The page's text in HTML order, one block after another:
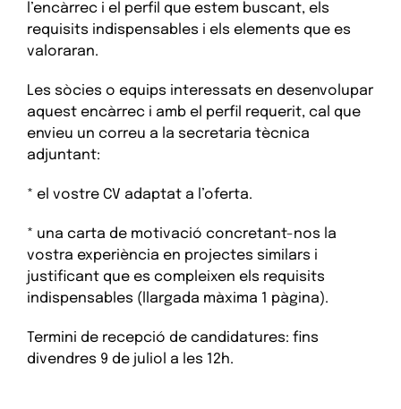
l’encàrrec i el perfil que estem buscant, els
requisits indispensables i els elements que es
valoraran.
Les sòcies o equips interessats en desenvolupar
aquest encàrrec i amb el perfil requerit, cal que
envieu un correu a la secretaria tècnica
adjuntant:
* el vostre CV adaptat a l’oferta.
* una carta de motivació concretant-nos la
vostra experiència en projectes similars i
justificant que es compleixen els requisits
indispensables (llargada màxima 1 pàgina).
Termini de recepció de candidatures: fins
divendres 9 de juliol a les 12h.